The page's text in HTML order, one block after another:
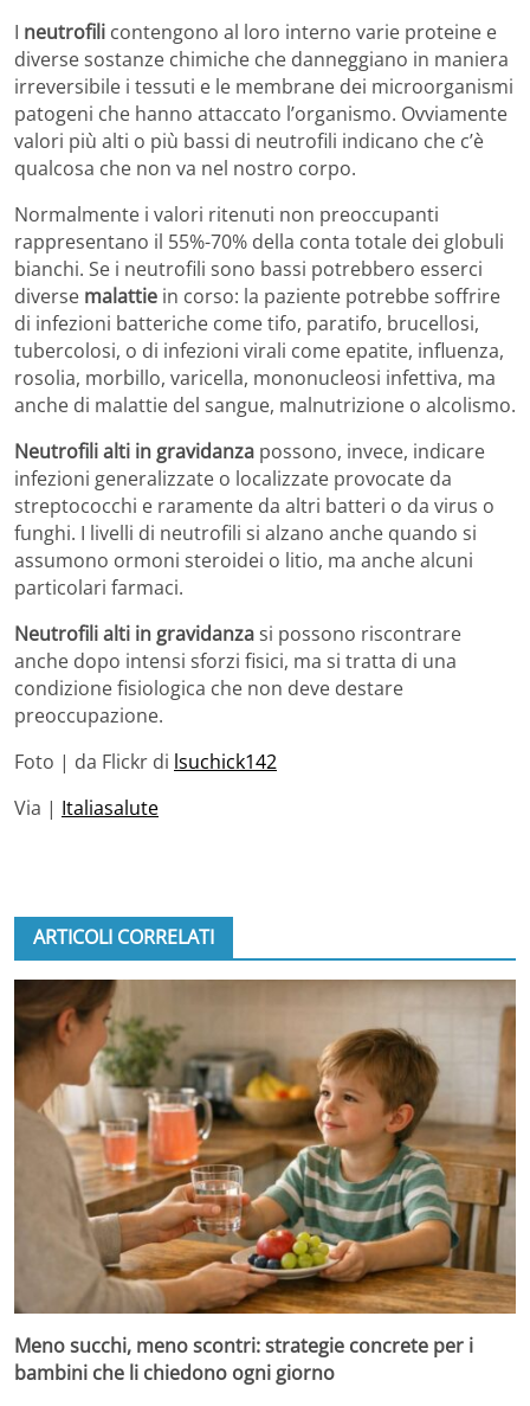
I neutrofili contengono al loro interno varie proteine e
diverse sostanze chimiche che danneggiano in maniera
irreversibile i tessuti e le membrane dei microorganismi
patogeni che hanno attaccato l’organismo. Ovviamente
valori più alti o più bassi di neutrofili indicano che c’è
qualcosa che non va nel nostro corpo.
Normalmente i valori ritenuti non preoccupanti
rappresentano il 55%-70% della conta totale dei globuli
bianchi. Se i neutrofili sono bassi potrebbero esserci
diverse malattie in corso: la paziente potrebbe soffrire
di infezioni batteriche come tifo, paratifo, brucellosi,
tubercolosi, o di infezioni virali come epatite, influenza,
rosolia, morbillo, varicella, mononucleosi infettiva, ma
anche di malattie del sangue, malnutrizione o alcolismo.
Neutrofili alti in gravidanza possono, invece, indicare
infezioni generalizzate o localizzate provocate da
streptococchi e raramente da altri batteri o da virus o
funghi. I livelli di neutrofili si alzano anche quando si
assumono ormoni steroidei o litio, ma anche alcuni
particolari farmaci.
Neutrofili alti in gravidanzasi possono riscontrare
anche dopo intensi sforzi fisici, ma si tratta di una
condizione fisiologica che non deve destare
preoccupazione.
Foto | da Flickr di lsuchick142
Via | Italiasalute
ARTICOLI CORRELATI
Meno succhi, meno scontri: strategie concrete per i
bambini che li chiedono ogni giorno